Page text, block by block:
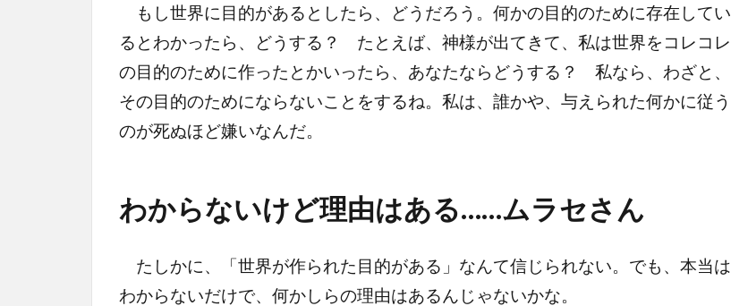
もし世界に目的があるとしたら、どうだろう。何かの目的のために存在してい
るとわかったら、どうする？ たとえば、神様が出てきて、私は世界をコレコレ
の目的のために作ったとかいったら、あなたならどうする？ 私なら、わざと、
その目的のためにならないことをするね。私は、誰かや、与えられた何かに従う
のが死ぬほど嫌いなんだ。
わからないけど理由はある……ムラセさん
たしかに、「世界が作られた目的がある」なんて信じられない。でも、本当は
わからないだけで、何かしらの理由はあるんじゃないかな。